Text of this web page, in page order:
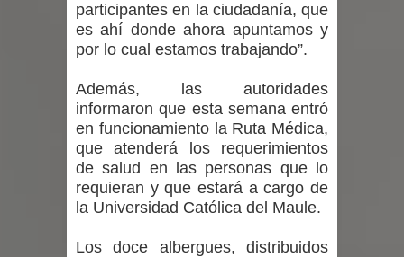
las bajas temperaturas
GORE Maule figura tercero a nivel
nacional en gasto por viajes y
traslados con $133 millones
Dos internos intentaron escapar por
un forado desde la cárcel de Talca
participantes en la ciudadanía, que
es ahí donde ahora apuntamos y
por lo cual estamos trabajando”.
Además, las autoridades
informaron que esta semana entró
en funcionamiento la Ruta Médica,
que atenderá los requerimientos
de salud en las personas que lo
requieran y que estará a cargo de
la Universidad Católica del Maule.
Los doce albergues, distribuidos